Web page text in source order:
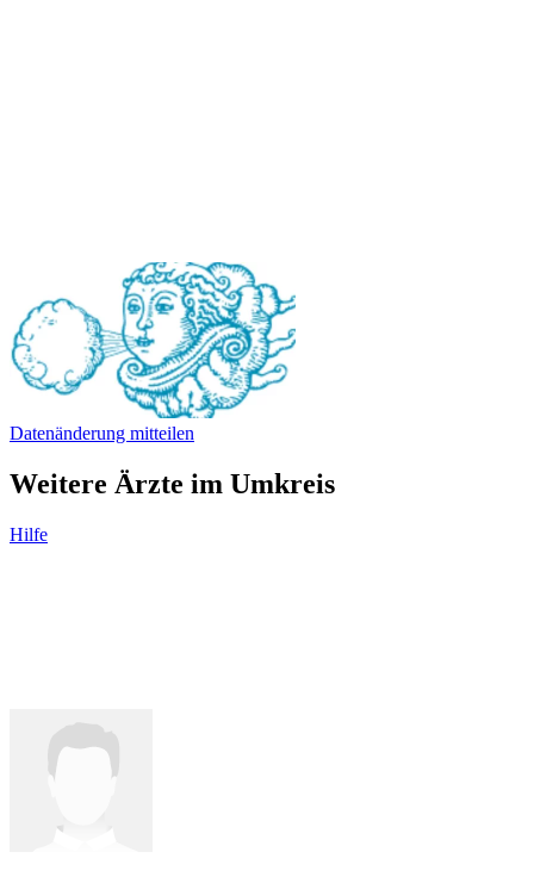
Datenänderung mitteilen
Weitere Ärzte im Umkreis
Hilfe